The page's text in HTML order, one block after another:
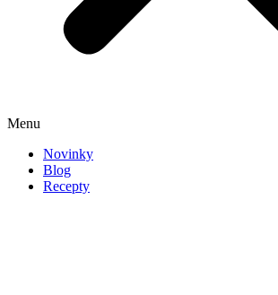
Menu
Novinky
Blog
Recepty